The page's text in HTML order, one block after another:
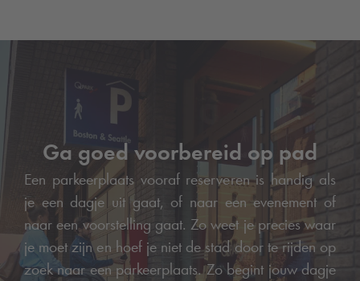
Ga goed voorbereid op pad
Een parkeerplaats vooraf reserveren is handig als
je een dagje uit gaat, of naar een evenement of
naar een voorstelling gaat. Zo weet je precies waar
je moet zijn en hoef je niet de stad door te rijden op
zoek naar een parkeerplaats. Zo begint jouw dagje